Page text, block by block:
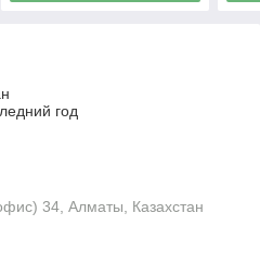
год
34, Алматы, Казахстан